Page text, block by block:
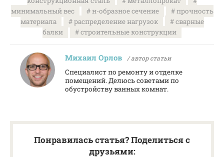
минимальный вес
н-образное сечение
прочность
материала
распределение нагрузок
сварные
балки
строительные конструкции
Михаил Орлов / автор статьи
Специалист по ремонту и отделке
помещений. Делюсь советами по
обустройству ванных комнат.
Понравилась статья? Поделиться с
друзьями: